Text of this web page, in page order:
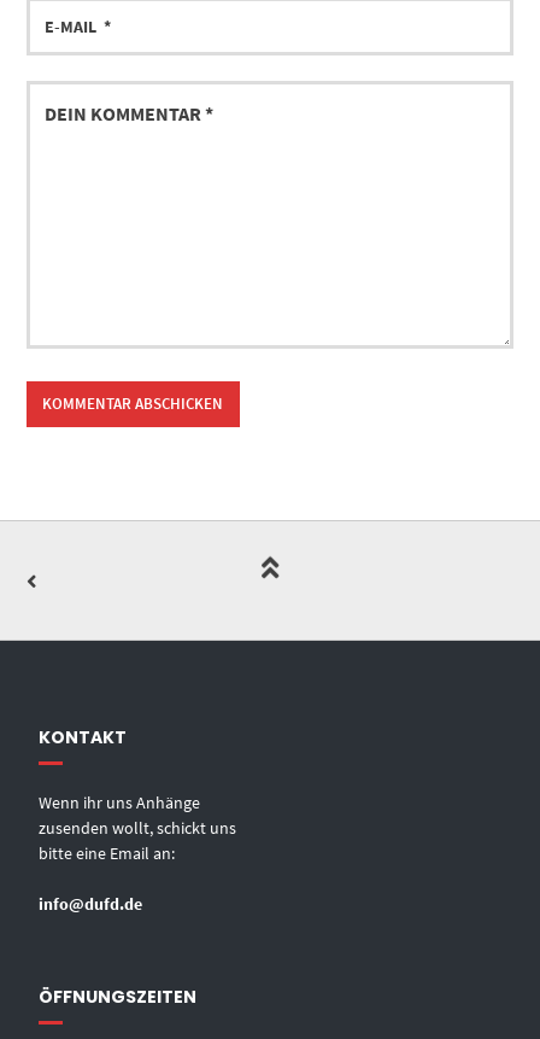
KONTAKT
Wenn ihr uns Anhänge
zusenden wollt, schickt uns
bitte eine Email an:
info@dufd.de
ÖFFNUNGSZEITEN